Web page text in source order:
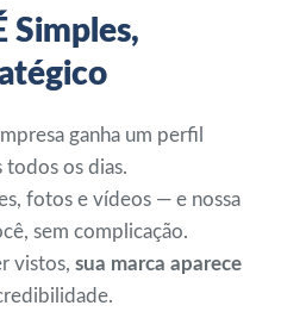
Simples,
ganha um perfil
os dias.
fotos e vídeos — e nossa
sem complicação.
vistos, sua marca aparece